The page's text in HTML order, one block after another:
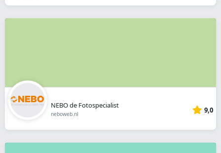
NEBO de Fotospecialist
neboweb.nl 9,0